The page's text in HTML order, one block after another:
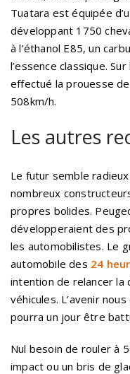
Tuatara est équipée
développant 1750
à l’éthanol E85, un
l’essence classique.
effectué la prouesse
508km/h.
Les autres
Le futur semble
nombreux
propres bolides.
développeraient des
les automobilistes. Le
automobile des 24
intention de relancer la
véhicules. L’avenir
pourra un jour être
Nul besoin de rouler à
impact ou un bris de